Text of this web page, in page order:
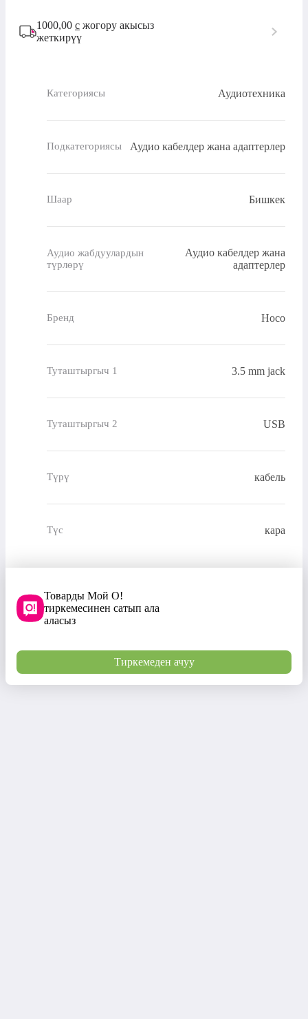
1000,00 с жогору акысыз
жеткирүү
Категориясы Аудиотехника
Подкатегориясы Аудио кабелдер жана адаптерлер
Шаар Бишкек
Аудио жабдуулардын
түрлөрү
Аудио кабелдер жана
адаптерлер
Бренд Hoco
Туташтыргыч 1 3.5 mm jack
Туташтыргыч 2 USB
Түрү кабель
Түс кара
Товарды Мой О!
тиркемесинен сатып ала
аласыз
Тиркемеден ачуу